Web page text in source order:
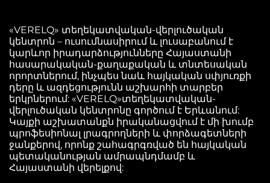
«VERELQ» տեղեկատվական-վերլուծական
կենտրոն – ուսումնասիրում և լուսաբանում է
կարևոր իրադարձությունները Հայաստանի
հասարակական-քաղաքական և տնտեսական
որորտներում, ինչպես նաև հայկական սփյուռքի
դերը և ազդեցությունն աշխարհի տարբեր
երկրներում: «VERELQ»տեղեկատվական-
վերլուծական կենտրոնը գործում է Երևանում:
Կայքի աշխատանքն իրականացվում է մի խումբ
պրոֆեսիոնալ լրագրողների և փորձագետների
ջանքերով, որոնք շահագրգռված են հայկական
պետականության ամրապնդմամբ և
Հայաստանի վերելքով: